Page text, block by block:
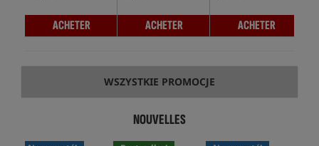
ACHETER ACHETER ACHETER
WSZYSTKIE PROMOCJE
NOUVELLES